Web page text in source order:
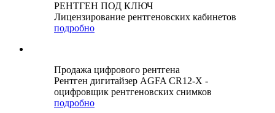
РЕНТГЕН ПОД КЛЮЧ
Лицензирование рентгеновских кабинетов
подробно
Продажа цифрового рентгена
Рентген дигитайзер AGFA CR12-X -
оцифровщик рентгеновских снимков
подробно